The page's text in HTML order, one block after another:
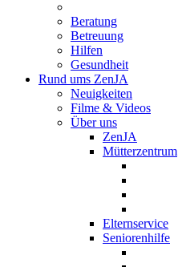
Beratung
Betreuung
Hilfen
Gesundheit
Rund ums ZenJA
Neuigkeiten
Filme & Videos
Über uns
ZenJA
Mütterzentrum
Elternservice
Seniorenhilfe